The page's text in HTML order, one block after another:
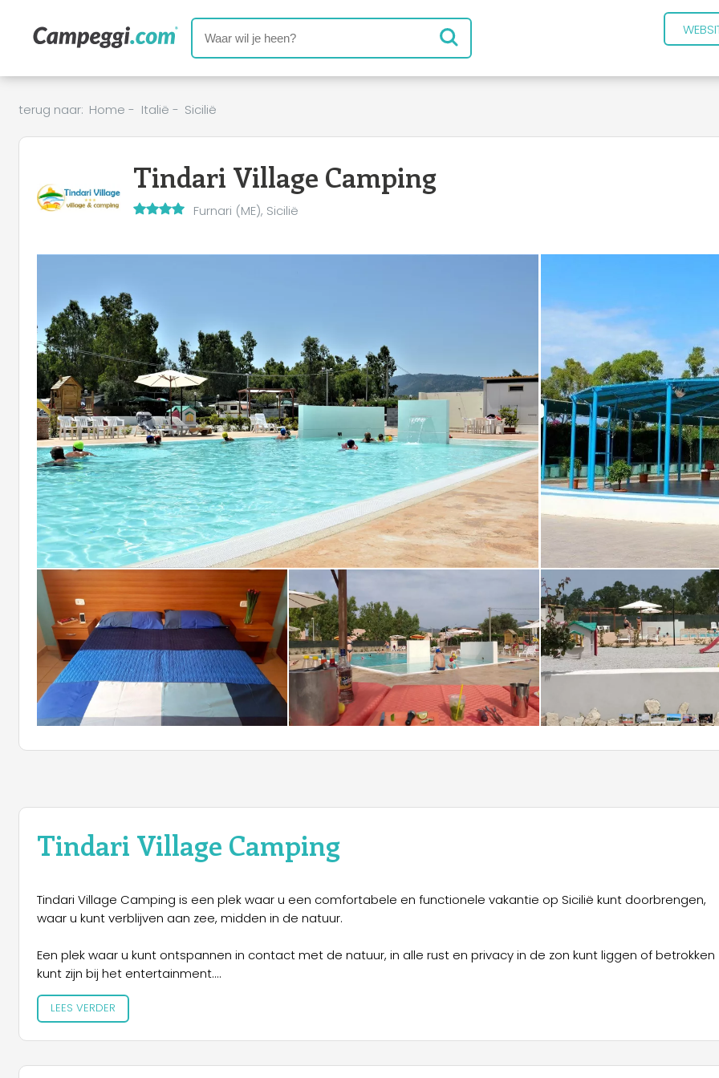
terug naar: Home - Italië - Sicilië
Tindari Village Camping
Furnari (ME), Sicilië
Tindari Village Camping
Tindari Village Camping is een plek waar u een comfortabele en functionele vakantie op Sicilië kunt doorbrengen,
waar u kunt verblijven aan zee, midden in de natuur.
Een plek waar u kunt ontspannen in contact met de natuur, in alle rust en privacy in de zon kunt liggen of betrokken
kunt zijn bij het entertainment.
Een omgeving waar de ontvangst informeel maar respectvol is, om gasten op hun gemak te stellen.
moet aankomen om tijd voor uzelf en uw gezin te vinden.
LEES VERDER